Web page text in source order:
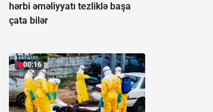
hərbi əməliyyatı tezliklə başa
çata bilər
00:16